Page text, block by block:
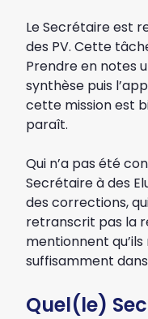
Le Secrétaire est
des PV. Cette
Prendre en notes
synthèse puis
cette mission est
paraît.
Qui n’a pas été
Secrétaire à des
des corrections,
retranscrit pas la
mentionnent
suffisamment dans
Quel(le)